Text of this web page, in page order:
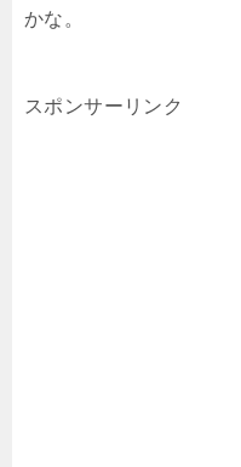
かな。
スポンサーリンク